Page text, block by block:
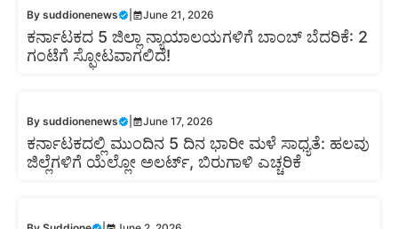
By suddionenews June 21, 2026
ಕರ್ನಾಟಕದ 5 ಜಿಲ್ಲಾ ನ್ಯಾಯಾಲಯಗಳಿಗೆ ಬಾಂಬ್ ಬೆದರಿಕೆ: 2
ಗಂಟೆಗೆ ಸ್ಫೋಟವಾಗಲಿದೆ!
By suddionenews June 17, 2026
ಕರ್ನಾಟಕದಲ್ಲಿ ಮುಂದಿನ 5 ದಿನ ಭಾರೀ ಮಳೆ ಸಾಧ್ಯತೆ: ಹಲವು
ಜಿಲ್ಲೆಗಳಿಗೆ ಯೆಲ್ಲೋ ಅಲರ್ಟ್, ಬಿರುಗಾಳಿ ಎಚ್ಚರಿಕೆ